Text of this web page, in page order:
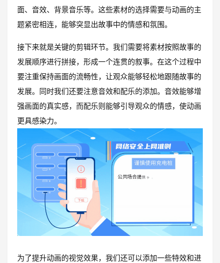
面、音效、背景音乐等。这些素材的选择需要与动画的主
题紧密相连，能够突显出故事中的情感和氛围。
接下来就是关键的剪辑环节。我们需要将素材按照故事的
发展顺序进行拼接，形成一个连贯的叙事。在这个过程中
要注重保持画面的流畅性，让观众能够轻松地跟随故事的
发展。同时我们还要注意音效和配乐的添加。音效能够增
强画面的真实感，而配乐则能够引导观众的情感，使动画
更具感染力。
为了提升动画的视觉效果，我们还可以添加一些特效和进